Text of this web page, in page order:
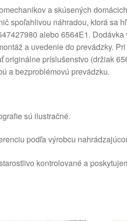
a skúsených
spoľahlivou náhradou, ktorá sa
alebo 6564E1.
a uvedenie do prevádzky.
originálne príslušenstvo (držiak
a bezproblémovú prevádzku.
sú ilustračné.
podľa výrobcu
kontrolované a